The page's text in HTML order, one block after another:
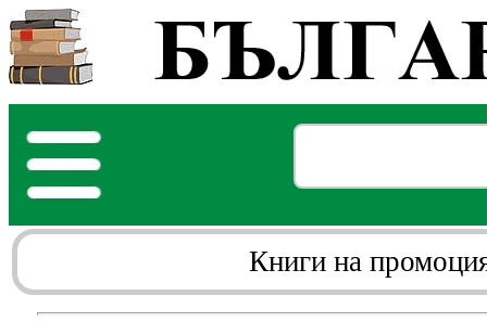
Книги на